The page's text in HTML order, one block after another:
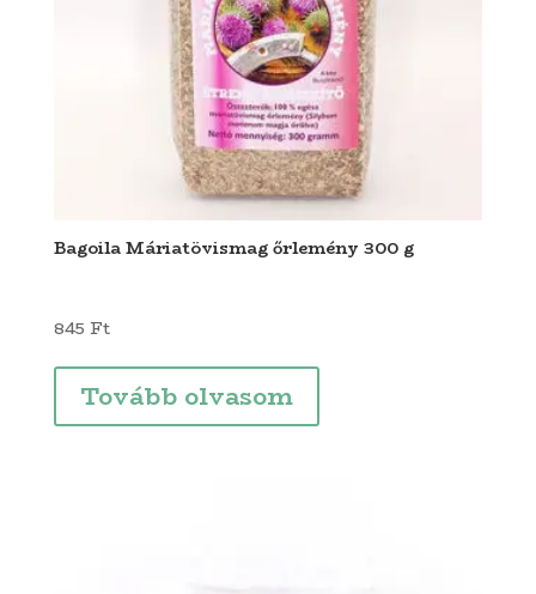
Bagoila Máriatövismag őrlemény 300 g
845 Ft
Tovább olvasom